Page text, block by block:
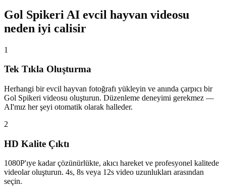
Gol Spikeri AI evcil hayvan videosu
neden iyi calisir
1
Tek Tıkla Oluşturma
Herhangi bir evcil hayvan fotoğrafı yükleyin ve anında çarpıcı bir
Gol Spikeri videosu oluşturun. Düzenleme deneyimi gerekmez —
AI'mız her şeyi otomatik olarak halleder.
2
HD Kalite Çıktı
1080P'ıye kadar çözünürlükte, akıcı hareket ve profesyonel kalitede
videolar oluşturun. 4s, 8s veya 12s video uzunlukları arasından
seçin.